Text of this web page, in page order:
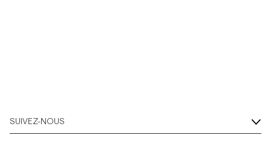
SUIVEZ-NOUS